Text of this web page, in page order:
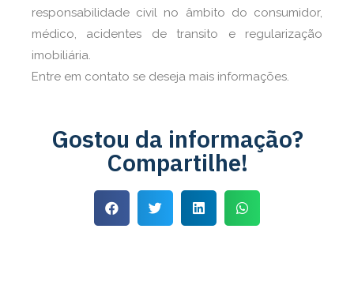
responsabilidade civil no âmbito do consumidor,
médico, acidentes de transito e regularização
imobiliária.
Entre em contato se deseja mais informações.
Gostou da informação?
Compartilhe!